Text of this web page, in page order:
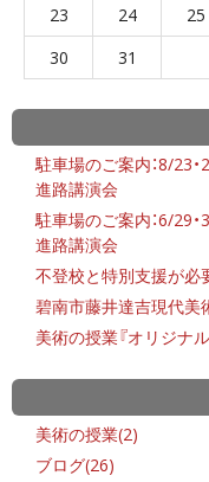
23
24 25
30
31
駐車場のご案内：8/23
進路講演会
駐車場のご案内：6/29
進路講演会
不登校と特別支援が必
碧南市藤井達吉現代美
美術の授業『オリジナ
美術の授業(2)
ブログ(26)